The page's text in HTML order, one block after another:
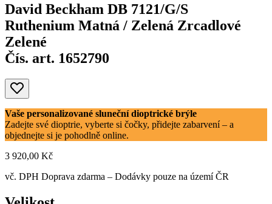
David Beckham DB 7121/G/S
Ruthenium Matná / Zelená Zrcadlové
Zelené
Čís. art. 1652790
Vaše personalizované sluneční dioptrické brýle
Zadejte své dioptrie, vyberte si čočky, přidejte zabarvení – a
objednejte si je pohodlně online.
3 920,00 Kč
vč. DPH Doprava zdarma – Dodávky pouze na území ČR